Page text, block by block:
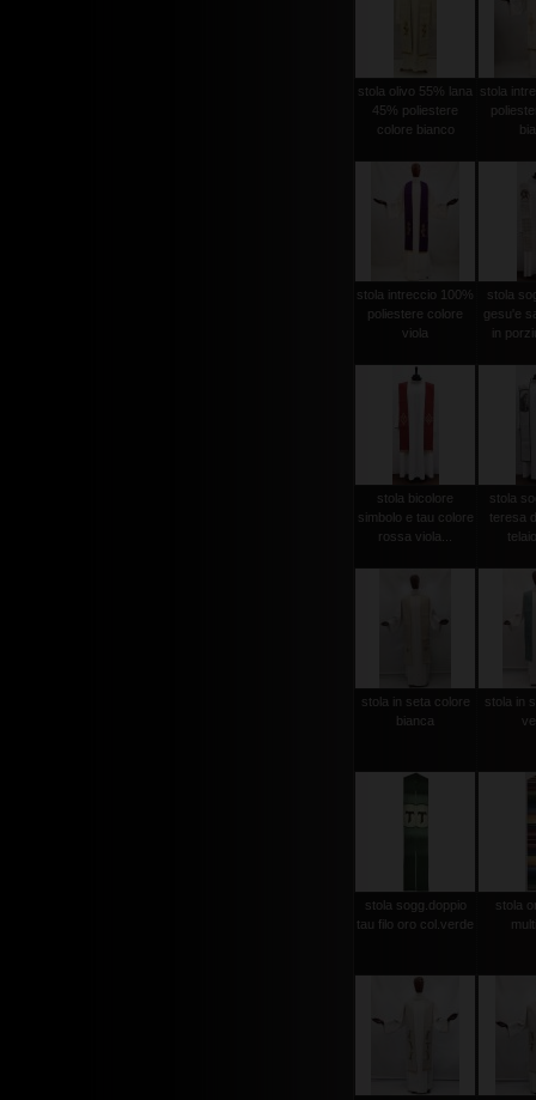
stola olivo 55% lana
45% poliestere
colore bianco
stola
stola intreccio 100%
poliestere colore
viola
stola
gesu'e
in
stola bicolore
simbolo e tau colore
rossa viola...
stola
teresa
stola in seta colore
bianca
stola in
stola sogg.doppio
tau filo oro col.verde
stola